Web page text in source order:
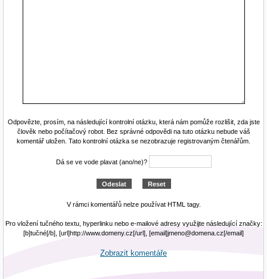
Odpovězte, prosím, na následující kontrolní otázku, která nám pomůže rozlišit, zda jste
člověk nebo počítačový robot. Bez správné odpovědi na tuto otázku nebude váš
komentář uložen. Tato kontrolní otázka se nezobrazuje registrovaným čtenářům.
Dá se ve vode plavat (ano/ne)?
V rámci komentářů nelze používat HTML tagy.
Pro vložení tučného textu, hyperlinku nebo e-mailové adresy využijte následující značky:
[b]tučné[/b], [url]http://www.domeny.cz[/url], [email]jmeno@domena.cz[/email]
Zobrazit komentáře